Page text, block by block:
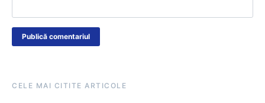
CELE MAI CITITE ARTICOLE